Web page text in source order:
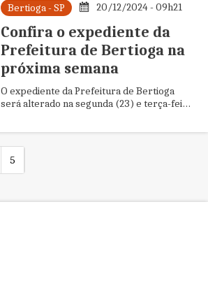
Bertioga - SP 20/12/2024 - 09h21
Confira o expediente da
Prefeitura de Bertioga na
próxima semana
O expediente da Prefeitura de Bertioga
será alterado na segunda (23) e terça-feira
5